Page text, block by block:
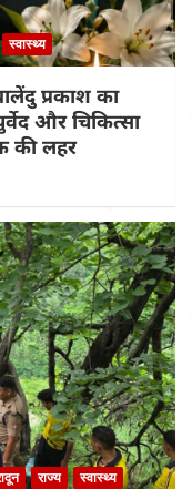
स्वास्थ्य
प्रकाश का
और चिकित्सा
की लहर
राज्य स्वास्थ्य